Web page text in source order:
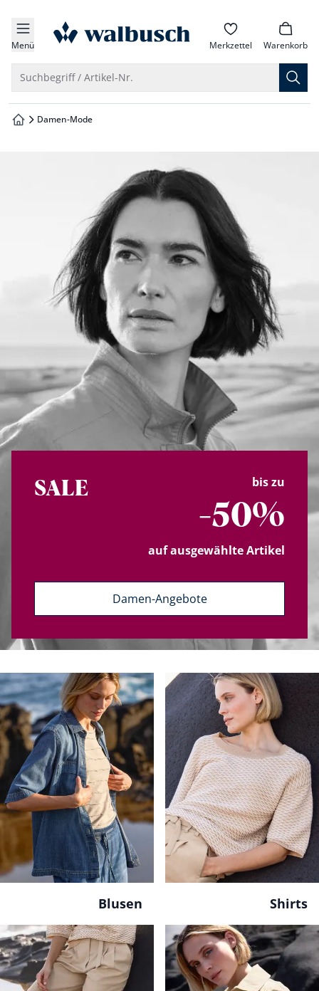
springen
springen
springen
springen
Menü zur Startseite Merkzettel Warenkorb
Suchbegriff / Artikel-Nr.
zur Startseite
Damen-Mode
Bildverlinkung
SALE bis zu
-50%
auf ausgewählte Artikel
Damen-Angebote
Blusen Shirts